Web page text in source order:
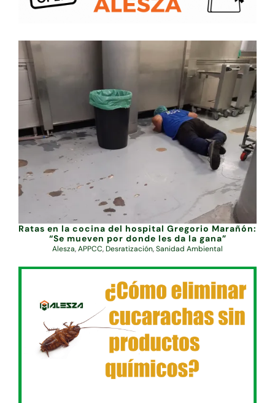
Ratas en la cocina del hospital Gregorio Marañón:
“Se mueven por donde les da la gana”
Alesza,APPCC,Desratización,Sanidad Ambiental